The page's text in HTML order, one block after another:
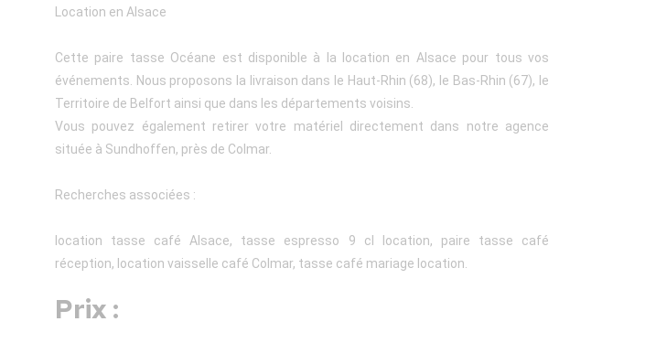
Location en Alsace
Cette paire tasse Océane est disponible à la location en Alsace pour tous vos
événements. Nous proposons la livraison dans le Haut-Rhin (68), le Bas-Rhin (67), le
Territoire de Belfort ainsi que dans les départements voisins.
Vous pouvez également retirer votre matériel directement dans notre agence
située à Sundhoffen, près de Colmar.
Recherches associées :
location tasse café Alsace, tasse espresso 9 cl location, paire tasse café
réception, location vaisselle café Colmar, tasse café mariage location.
Prix :